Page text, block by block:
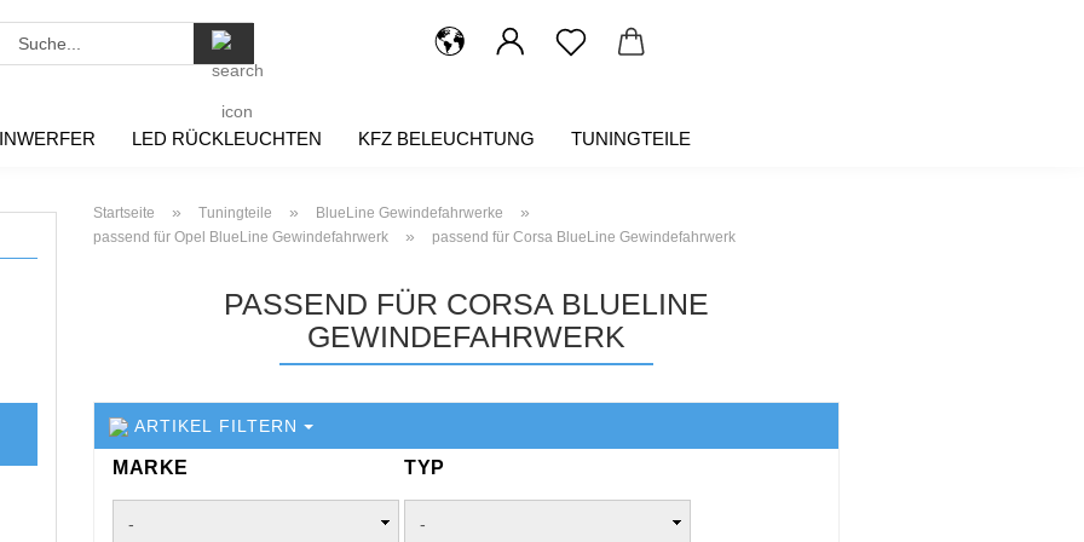
LED RÜCKLEUCHTEN KFZ BELEUCHTUNG TUNINGTEILE
Startseite » Tuningteile » BlueLine Gewindefahrwerke »
passend für Opel BlueLine Gewindefahrwerk » passend für Corsa BlueLine Gewindefahrwerk
PASSEND FÜR CORSA BLUELINE
GEWINDEFAHRWERK
ARTIKEL FILTERN
MARKE
MARKE TYP
TYP